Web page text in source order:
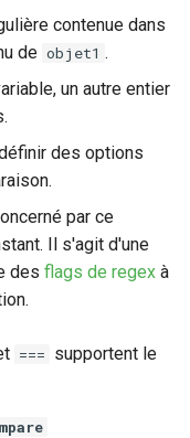
contenue dans
de objet1 .
un autre entier
des options
par ce
Il s'agit d'une
des flags de regex à
=== supportent le